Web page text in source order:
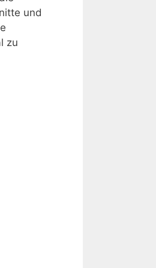
und
zu